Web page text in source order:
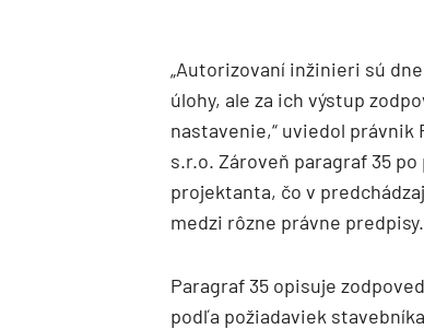
„Autorizovaní inžinieri sú
úlohy, ale za ich výstup
nastavenie,“ uviedol
s.r.o. Zároveň paragraf 35
projektanta, čo v
medzi rôzne právne predpisy.
Paragraf 35 opisuje
podľa požiadaviek